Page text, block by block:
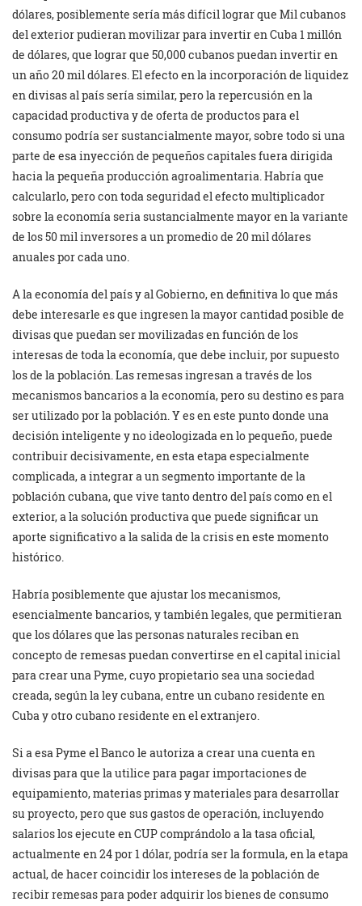
dólares, posiblemente sería más difícil lograr que Mil cubanos
del exterior pudieran movilizar para invertir en Cuba 1 millón
de dólares, que lograr que 50,000 cubanos puedan invertir en
un año 20 mil dólares. El efecto en la incorporación de liquidez
en divisas al país sería similar, pero la repercusión en la
capacidad productiva y de oferta de productos para el
consumo podría ser sustancialmente mayor, sobre todo si una
parte de esa inyección de pequeños capitales fuera dirigida
hacia la pequeña producción agroalimentaria. Habría que
calcularlo, pero con toda seguridad el efecto multiplicador
sobre la economía seria sustancialmente mayor en la variante
de los 50 mil inversores a un promedio de 20 mil dólares
anuales por cada uno.
A la economía del país y al Gobierno, en definitiva lo que más
debe interesarle es que ingresen la mayor cantidad posible de
divisas que puedan ser movilizadas en función de los
interesas de toda la economía, que debe incluir, por supuesto
los de la población. Las remesas ingresan a través de los
mecanismos bancarios a la economía, pero su destino es para
ser utilizado por la población. Y es en este punto donde una
decisión inteligente y no ideologizada en lo pequeño, puede
contribuir decisivamente, en esta etapa especialmente
complicada, a integrar a un segmento importante de la
población cubana, que vive tanto dentro del país como en el
exterior, a la solución productiva que puede significar un
aporte significativo a la salida de la crisis en este momento
histórico.
Habría posiblemente que ajustar los mecanismos,
esencialmente bancarios, y también legales, que permitieran
que los dólares que las personas naturales reciban en
concepto de remesas puedan convertirse en el capital inicial
para crear una Pyme, cuyo propietario sea una sociedad
creada, según la ley cubana, entre un cubano residente en
Cuba y otro cubano residente en el extranjero.
Si a esa Pyme el Banco le autoriza a crear una cuenta en
divisas para que la utilice para pagar importaciones de
equipamiento, materias primas y materiales para desarrollar
su proyecto, pero que sus gastos de operación, incluyendo
salarios los ejecute en CUP comprándolo a la tasa oficial,
actualmente en 24 por 1 dólar, podría ser la formula, en la etapa
actual, de hacer coincidir los intereses de la población de
recibir remesas para poder adquirir los bienes de consumo